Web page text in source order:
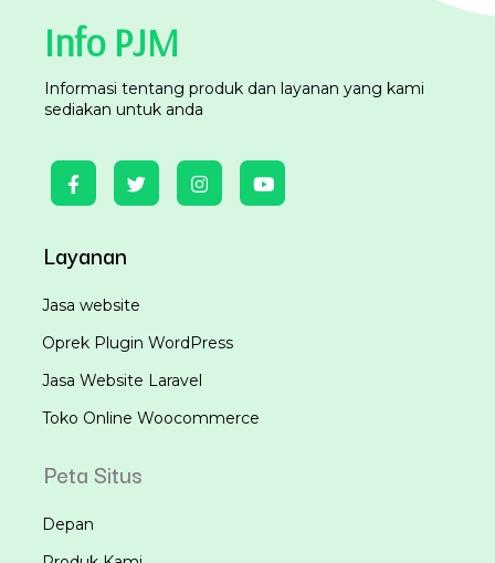
Info PJM
Informasi tentang produk dan layanan yang kami
sediakan untuk anda
Layanan
Jasa website
Oprek Plugin WordPress
Jasa Website Laravel
Toko Online Woocommerce
Peta Situs
Depan